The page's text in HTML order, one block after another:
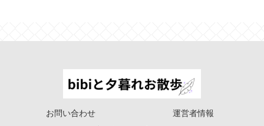
お問い合わせ
運営者情報